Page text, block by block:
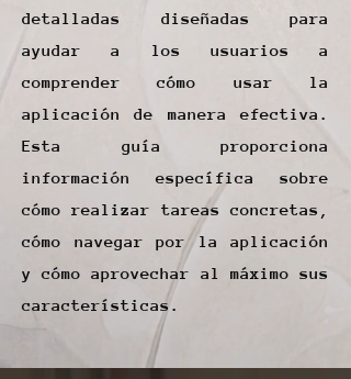
detalladas diseñadas para
ayudar a los usuarios a
comprender cómo usar la
aplicación de manera efectiva.
Esta guía proporciona
información específica sobre
cómo realizar tareas concretas,
cómo navegar por la aplicación
y cómo aprovechar al máximo sus
características.